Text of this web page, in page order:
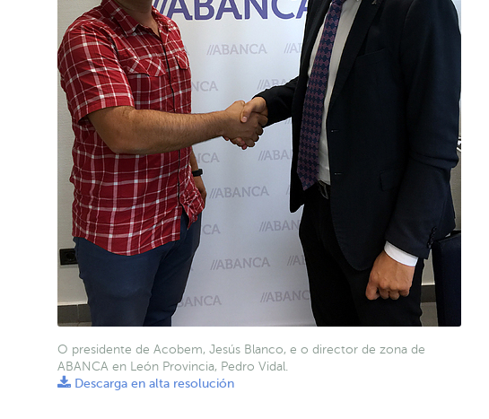
O presidente de Acobem, Jesús Blanco, e o director de zona de
ABANCA en León Provincia, Pedro Vidal.
Descarga en alta resolución